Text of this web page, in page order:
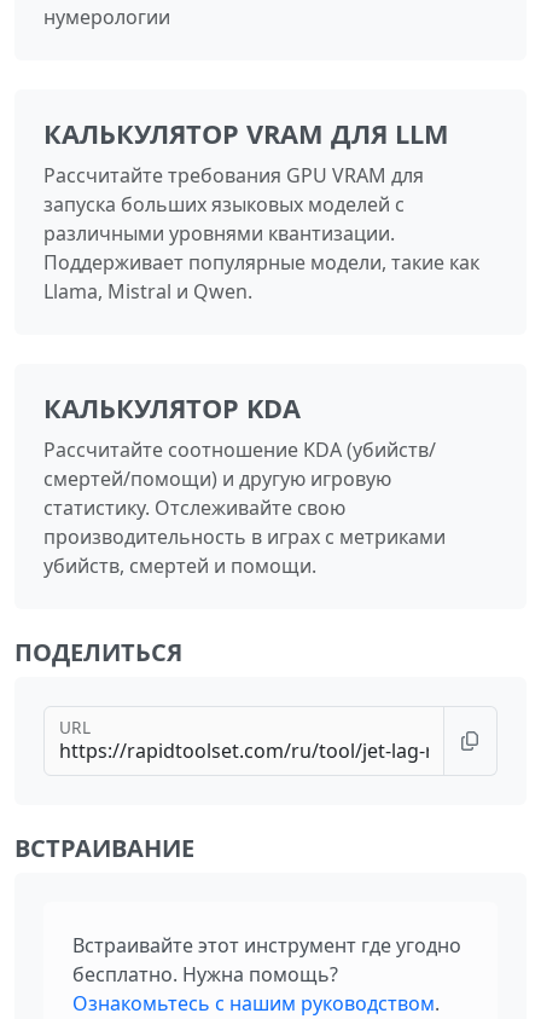
нумерологии
КАЛЬКУЛЯТОР VRAM ДЛЯ LLM
Рассчитайте требования GPU VRAM для
запуска больших языковых моделей с
различными уровнями квантизации.
Поддерживает популярные модели, такие как
Llama, Mistral и Qwen.
КАЛЬКУЛЯТОР KDA
Рассчитайте соотношение KDA (убийств/
смертей/помощи) и другую игровую
статистику. Отслеживайте свою
производительность в играх с метриками
убийств, смертей и помощи.
ПОДЕЛИТЬСЯ
URL
ВСТРАИВАНИЕ
Встраивайте этот инструмент где угодно
бесплатно. Нужна помощь?
Ознакомьтесь с нашим руководством.